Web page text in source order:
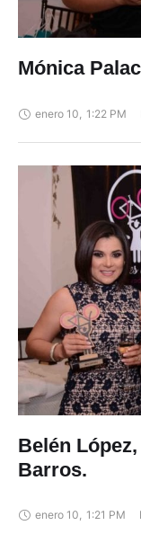
Mónica
enero 10 1:22 PM
Belén
Barros.
enero 10, 1:21 PM